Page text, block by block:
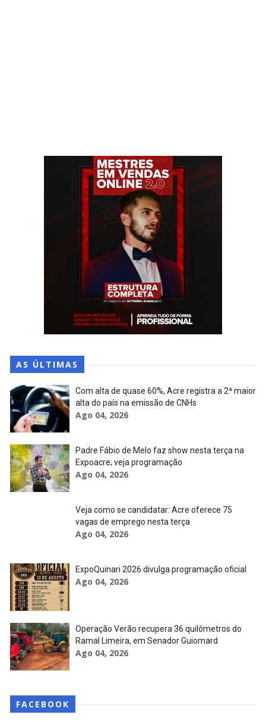
AS ÚLTIMAS
Com alta de quase 60%, Acre registra a 2ª maior
alta do país na emissão de CNHs
Ago 04, 2026
Padre Fábio de Melo faz show nesta terça na
Expoacre; veja programação
Ago 04, 2026
Veja como se candidatar: Acre oferece 75
vagas de emprego nesta terça
Ago 04, 2026
ExpoQuinari 2026 divulga programação oficial
Ago 04, 2026
Operação Verão recupera 36 quilômetros do
Ramal Limeira, em Senador Guiomard
Ago 04, 2026
FACEBOOK